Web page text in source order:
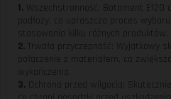
1. Wszechstronność: Botament E120
podłoży, co upraszcza proces
stosowania kilku różnych produktów.
2. Trwała przyczepność: Wyjątkowy
połączenie z materiałem, co
wykończenia.
3. Ochrona przed wilgocią: